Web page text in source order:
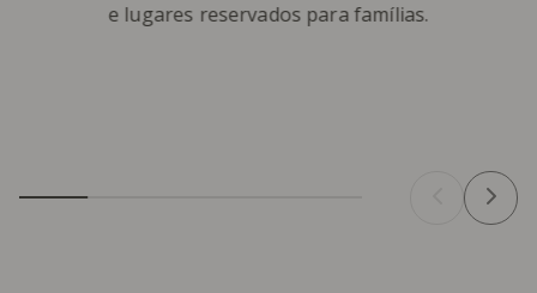
e lugares reservados para famílias.